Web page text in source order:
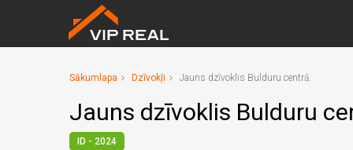
Sākumlapa Dzīvokļi Jauns dzīvoklis Bulduru centrā.
Jauns dzīvoklis Bulduru
ID - 2024